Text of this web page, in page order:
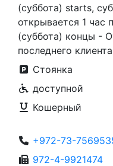
(суббота) starts,
открывается 1 час
(суббота) концы -
последнего клиента
Стоянка
доступной
Кошерный
+972-73-
972-4-9921474